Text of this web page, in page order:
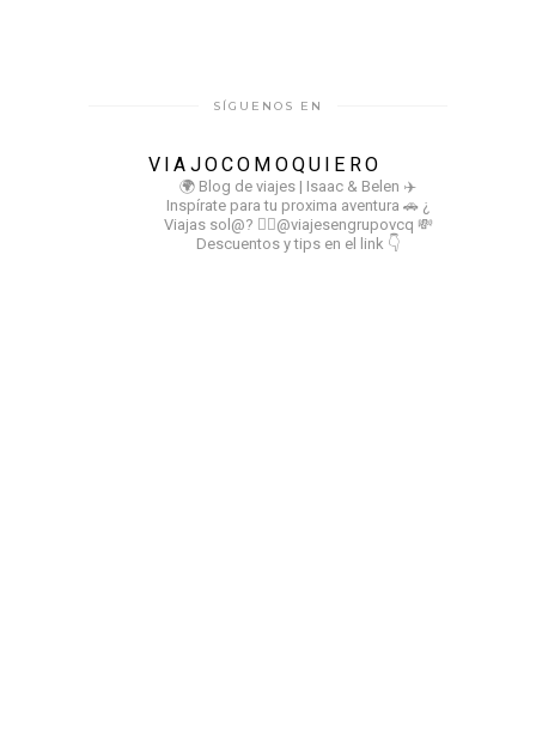
SÍGUENOS EN
VIAJOCOMOQUIERO
🌍 Blog de viajes | Isaac & Belen ✈️
Inspírate para tu proxima aventura 🚗 ¿
Viajas sol@? 👉🏻@viajesengrupovcq 💸
Descuentos y tips en el link 👇